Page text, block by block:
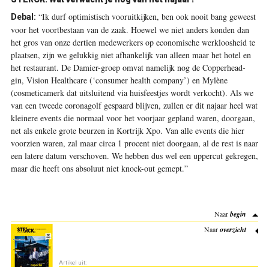
Debal: “Ik durf optimistisch vooruitkijken, ben ook nooit bang geweest
voor het voortbestaan van de zaak. Hoewel we niet anders konden dan
het gros van onze dertien medewerkers op economische werkloosheid te
plaatsen, zijn we gelukkig niet afhankelijk van alleen maar het hotel en
het restaurant. De Damier-groep omvat namelijk nog de Copperhead-
gin, Vision Healthcare (‘consumer health company’) en Mylène
(cosmeticamerk dat uitsluitend via huisfeestjes wordt verkocht). Als we
van een tweede coronagolf gespaard blijven, zullen er dit najaar heel wat
kleinere events die normaal voor het voorjaar gepland waren, doorgaan,
net als enkele grote beurzen in Kortrijk Xpo. Van alle events die hier
voorzien waren, zal maar circa 1 procent niet doorgaan, al de rest is naar
een latere datum verschoven. We hebben dus wel een uppercut gekregen,
maar die heeft ons absoluut niet knock-out gemept.”
Naarbegin
Naaroverzicht
Artikel uit: